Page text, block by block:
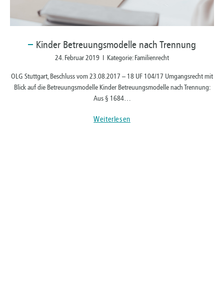
Kinder Betreuungsmodelle nach Trennung
24. Februar 2019 I Kategorie: Familienrecht
OLG Stuttgart, Beschluss vom 23.08.2017 – 18 UF 104/17 Umgangsrecht mit
Blick auf die Betreuungsmodelle Kinder Betreuungsmodelle nach Trennung:
Aus § 1684…
Weiterlesen